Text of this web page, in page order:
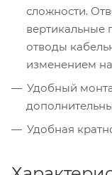
сложности.
вертикальные
отводы
изменением
Удобный
Удобная